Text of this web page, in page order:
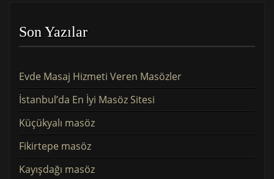
Son Yazılar
Evde Masaj Hizmeti Veren Masözler
İstanbul’da En İyi Masöz Sitesi
Küçükyalı masöz
Fikirtepe masöz
Kayışdağı masöz